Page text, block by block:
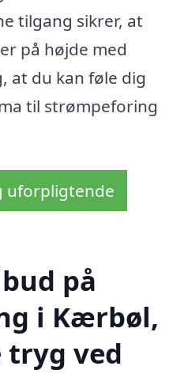
tilgang sikrer, at
på højde med
at du kan føle dig
til strømpeforing
uforpligtende
på
i Kærbøl,
ved